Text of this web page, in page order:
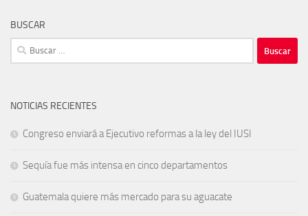
BUSCAR
Buscar:
NOTICIAS RECIENTES
Congreso enviará a Ejecutivo reformas a la ley del IUSI
Sequía fue más intensa en cinco departamentos
Guatemala quiere más mercado para su aguacate